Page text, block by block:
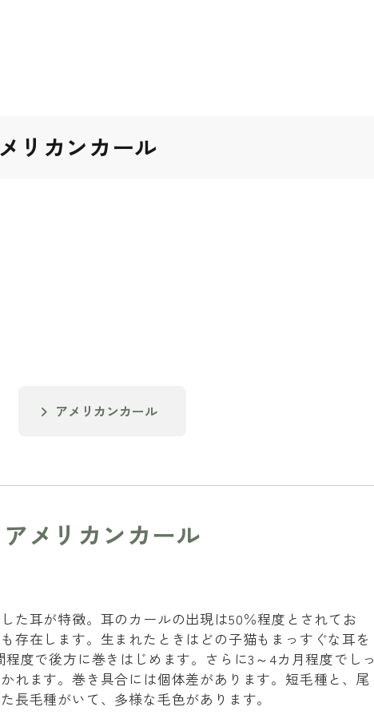
リカンカール
アメリカンカール
アメリカンカール
た耳が特徴。耳のカールの出現は50％程度とされてお
存在します。生まれたときはどの子猫もまっすぐな耳を
程度で後方に巻きはじめます。さらに3～4カ月程度でしっ
れます。巻き具合には個体差があります。短毛種と、尾
長毛種がいて、多様な毛色があります。